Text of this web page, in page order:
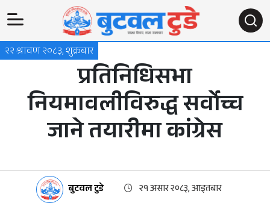
२२ श्रावण २०८३, शुक्रबार
प्रतिनिधिसभा
नियमावलीविरुद्ध सर्वोच्च
जाने तयारीमा कांग्रेस
बुटवल टुडे २१ असार २०८३, आइतबार